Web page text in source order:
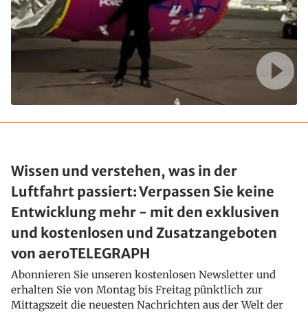
Wissen und verstehen, was in der
Luftfahrt passiert: Verpassen Sie keine
Entwicklung mehr - mit den exklusiven
und kostenlosen und Zusatzangeboten
von aeroTELEGRAPH
Abonnieren Sie unseren kostenlosen Newsletter und
erhalten Sie von Montag bis Freitag pünktlich zur
Mittagszeit die neuesten Nachrichten aus der Welt der